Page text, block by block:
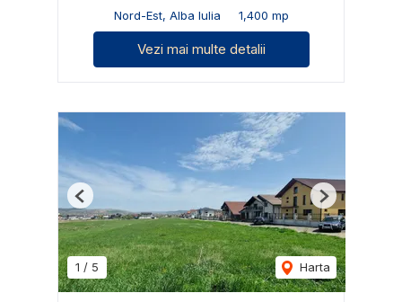
Nord-Est, Alba Iulia
1,400 mp
Vezi mai multe detalii
1 / 5 Harta
Previous Next